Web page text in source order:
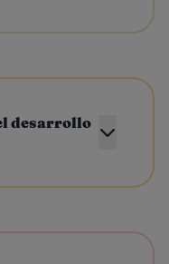
desarrollo